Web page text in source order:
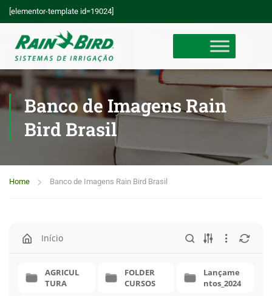
[elementor-template id=19024]
Banco de Imagens Rain
Bird Brasil
Home Banco de Imagens Rain Bird Brasil
Início
AGRICUL
TURA
FOLDER
CURSOS
Lançame
ntos_2024